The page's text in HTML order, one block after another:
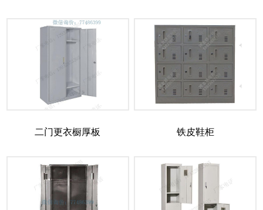
二门更衣橱厚板 铁皮鞋柜